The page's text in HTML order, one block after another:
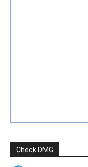
Check DMG